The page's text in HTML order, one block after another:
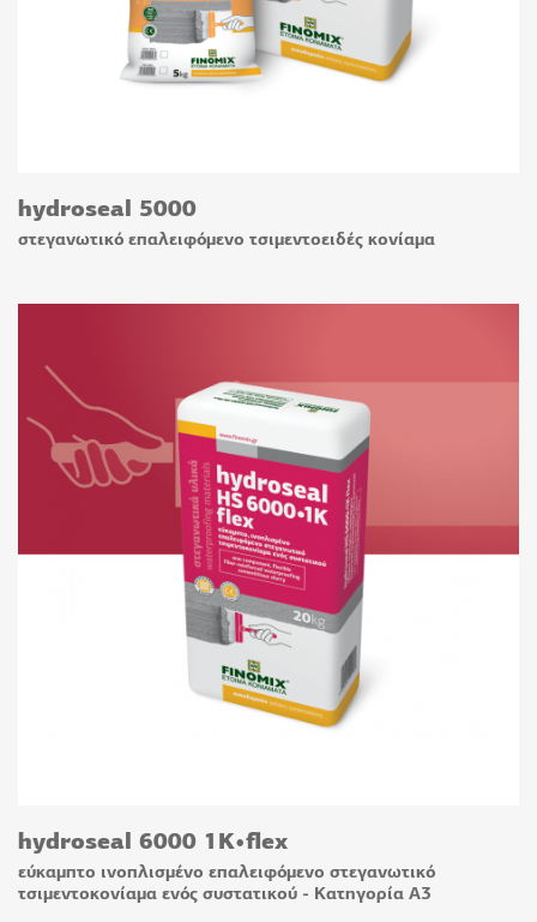
hydroseal 5000
στεγανωτικό επαλειφόμενο τσιμεντοειδές κονίαμα
hydroseal 6000 1K•flex
εύκαμπτο ινοπλισμένο επαλειφόμενο στεγανωτικό
τσιμεντοκονίαμα ενός συστατικού - Κατηγορία A3